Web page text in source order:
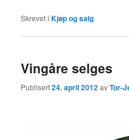
Skrevet i Kjøp og salg
Vingåre selges
Publisert24. april 2012avTor-